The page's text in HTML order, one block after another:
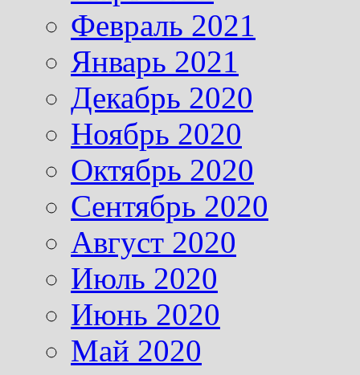
Февраль 2021
Январь 2021
Декабрь 2020
Ноябрь 2020
Октябрь 2020
Сентябрь 2020
Август 2020
Июль 2020
Июнь 2020
Май 2020